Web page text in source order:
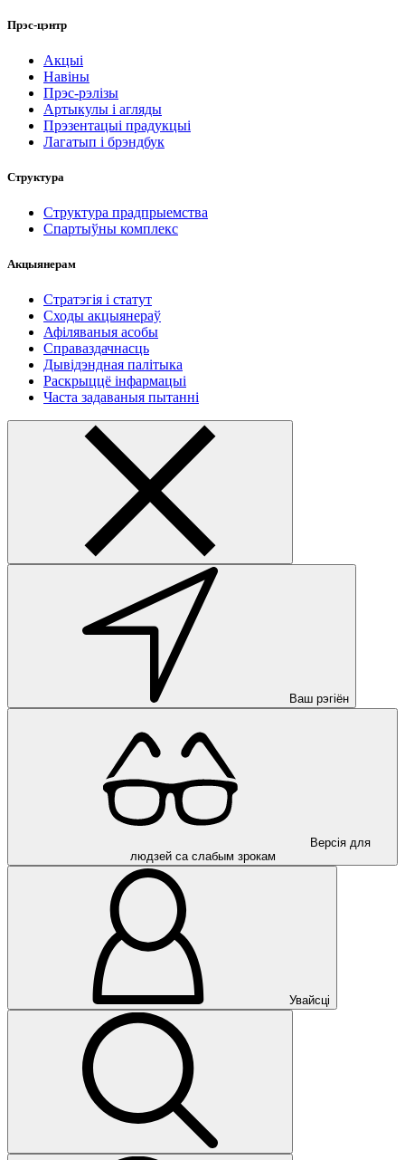
Прэс-цэнтр
Акцыі
Навіны
Прэс-рэлізы
Артыкулы і агляды
Прэзентацыі прадукцыі
Лагатып і брэндбук
Структура
Структура прадпрыемства
Спартыўны комплекс
Акцыянерам
Стратэгія і статут
Сходы акцыянераў
Афіляваныя асобы
Справаздачнасць
Дывідэндная палітыка
Раскрыццё інфармацыі
Часта задаваныя пытанні
Ваш рэгіён
Версія для
людзей са слабым зрокам
Увайсці